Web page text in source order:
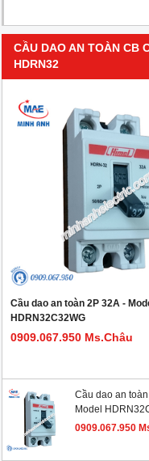
CẦU DAO AN TOÀN CB
HDRN32
Cầu dao an toàn 2P 32A -
HDRN32C32WG
0909.067.950 Ms.Châu
Cầu dao an
Model
0909.067.950